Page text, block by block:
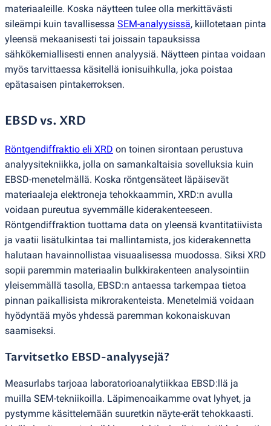
materiaaleille. Koska näytteen tulee olla merkittävästi
sileämpi kuin tavallisessa SEM-analyysissä, kiillotetaan pinta
yleensä mekaanisesti tai joissain tapauksissa
sähkökemiallisesti ennen analyysiä. Näytteen pintaa voidaan
myös tarvittaessa käsitellä ionisuihkulla, joka poistaa
epätasaisen pintakerroksen.
EBSD vs. XRD
Röntgendiffraktio eli XRD on toinen sirontaan perustuva
analyysitekniikka, jolla on samankaltaisia ​​sovelluksia kuin
EBSD-menetelmällä. Koska röntgensäteet läpäisevät
materiaaleja elektroneja tehokkaammin, XRD:n avulla
voidaan pureutua syvemmälle kiderakenteeseen.
Röntgendiffraktion tuottama data on yleensä kvantitatiivista
ja vaatii lisätulkintaa tai mallintamista, jos kiderakennetta
halutaan havainnollistaa visuaalisessa muodossa. Siksi XRD
sopii paremmin materiaalin bulkkirakenteen analysointiin
yleisemmällä tasolla, EBSD:n antaessa tarkempaa tietoa
pinnan paikallisista mikrorakenteista. Menetelmiä voidaan
hyödyntää myös yhdessä paremman kokonaiskuvan
saamiseksi.
Tarvitsetko EBSD-analyysejä?
Measurlabs tarjoaa laboratorioanalytiikkaa EBSD:llä ja
muilla SEM-tekniikoilla. Läpimenoaikamme ovat lyhyet, ja
pystymme käsittelemään suuretkin näyte-erät tehokkaasti.